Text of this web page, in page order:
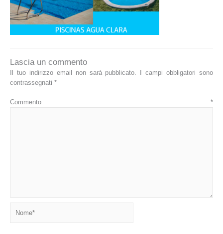
Lascia un commento
Il tuo indirizzo email non sarà pubblicato.
I campi obbligatori sono
contrassegnati *
Commento *